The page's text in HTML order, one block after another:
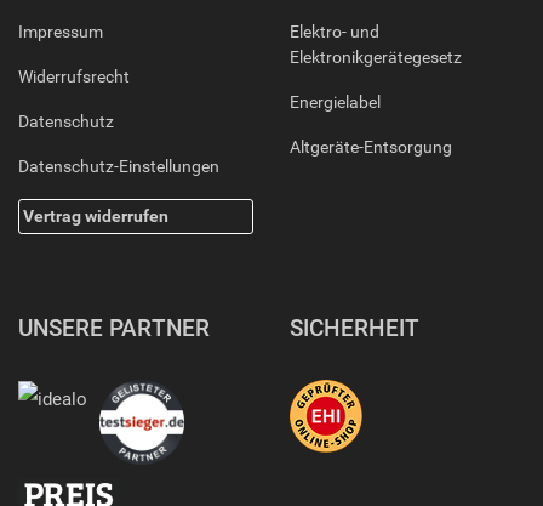
Impressum
Widerrufsrecht
Datenschutz
Datenschutz-Einstellungen
Vertrag widerrufen
Elektro- und
Elektronikgerätegesetz
Energielabel
Altgeräte-Entsorgung
UNSERE PARTNER SICHERHEIT